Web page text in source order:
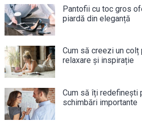
Pantofii cu toc gros
piardă din eleganță
Cum să creezi un colț
relaxare și inspirație
Cum să îți redefinești
schimbări importante